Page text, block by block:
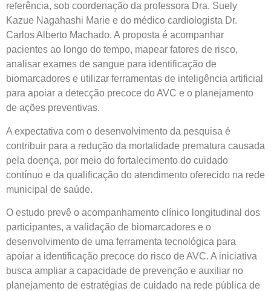
referência, sob coordenação da professora Dra. Suely
Kazue Nagahashi Marie e do médico cardiologista Dr.
Carlos Alberto Machado. A proposta é acompanhar
pacientes ao longo do tempo, mapear fatores de risco,
analisar exames de sangue para identificação de
biomarcadores e utilizar ferramentas de inteligência artificial
para apoiar a detecção precoce do AVC e o planejamento
de ações preventivas.
A expectativa com o desenvolvimento da pesquisa é
contribuir para a redução da mortalidade prematura causada
pela doença, por meio do fortalecimento do cuidado
contínuo e da qualificação do atendimento oferecido na rede
municipal de saúde.
O estudo prevê o acompanhamento clínico longitudinal dos
participantes, a validação de biomarcadores e o
desenvolvimento de uma ferramenta tecnológica para
apoiar a identificação precoce do risco de AVC. A iniciativa
busca ampliar a capacidade de prevenção e auxiliar no
planejamento de estratégias de cuidado na rede pública de